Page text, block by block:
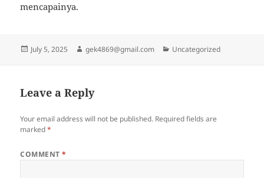
mencapainya.
Posted
July 5, 2025 Author
gek4869@gmail.com Categories
Uncategorized
Leave a Reply
Your email address will not be published. Required fields are
marked*
COMMENT*